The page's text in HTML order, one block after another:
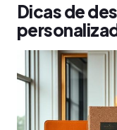
Dicas de